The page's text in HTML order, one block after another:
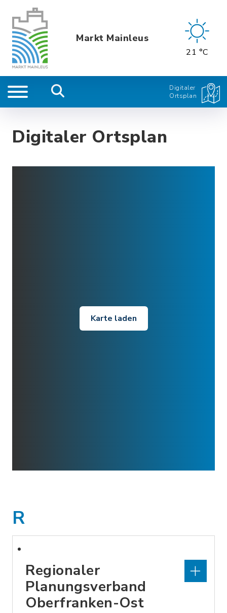
Markt Mainleus
21 °C
Digitaler
Ortsplan
Digitaler Ortsplan
Karte laden
R
Regionaler
Planungsverband
Oberfranken-Ost